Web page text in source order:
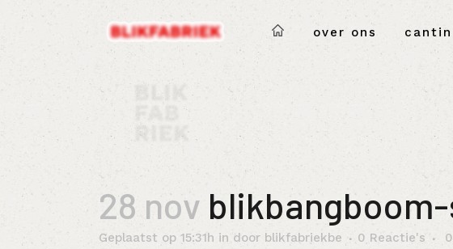
over ons cantin
28 nov
Geplaatst op 15:31h in door blikfabriekbe 0 Reactie's 0